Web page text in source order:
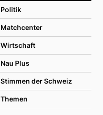
Politik
Matchcenter
Wirtschaft
Nau Plus
Stimmen der Schweiz
Themen